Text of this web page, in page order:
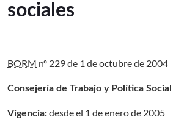
sociales
BORM nº 229 de 1 de octubre de 2004
Consejería de Trabajo y Política Social
Vigencia:desde el 1 de enero de 2005